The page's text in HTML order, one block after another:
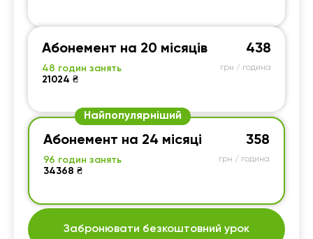
Абонемент на 20 місяців
48 годин занять
21024 ₴
438
грн / година
Найпопулярніший
Абонемент на 24 місяці
96 годин занять
34368 ₴
358
грн / година
Забронювати безкоштовний урок